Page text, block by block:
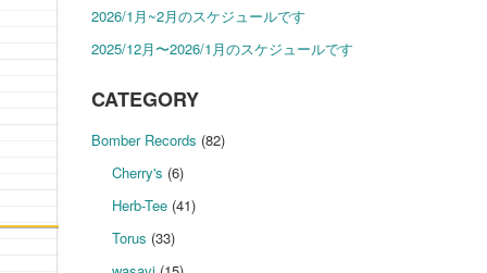
2026/1月~2月のスケジュールです
2025/12月〜2026/1月のスケジュールです
CATEGORY
Bomber Records (82)
Cherry's (6)
Herb-Tee (41)
Torus (33)